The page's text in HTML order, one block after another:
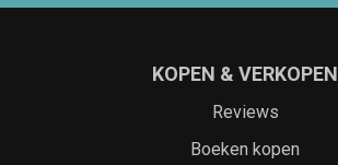
KOPEN & VERKOPEN
Reviews
Boeken kopen